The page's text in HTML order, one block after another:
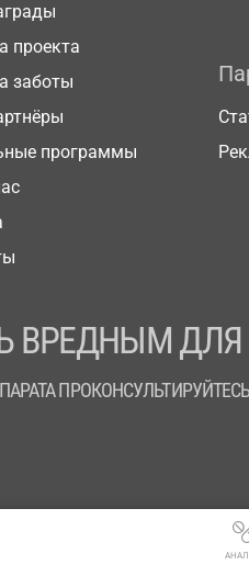
проекта
заботы
программы
ВРЕДНЫМ ДЛЯ
ПРОКОНСУЛЬТИРУЙТЕСЬ